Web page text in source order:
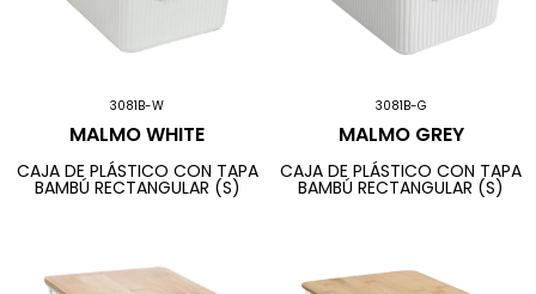
3081B-W
MALMO WHITE
CAJA DE PLÁSTICO CON TAPA
BAMBÚ RECTANGULAR (S)
3081B-G
MALMO GREY
CAJA DE PLÁSTICO CON TAPA
BAMBÚ RECTANGULAR (S)